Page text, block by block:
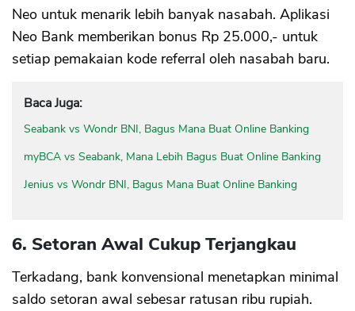
Neo untuk menarik lebih banyak nasabah. Aplikasi
Neo Bank memberikan bonus Rp 25.000,- untuk
setiap pemakaian kode referral oleh nasabah baru.
Baca Juga:
Seabank vs Wondr BNI, Bagus Mana Buat Online Banking
myBCA vs Seabank, Mana Lebih Bagus Buat Online Banking
Jenius vs Wondr BNI, Bagus Mana Buat Online Banking
6. Setoran Awal Cukup Terjangkau
Terkadang, bank konvensional menetapkan minimal
saldo setoran awal sebesar ratusan ribu rupiah.